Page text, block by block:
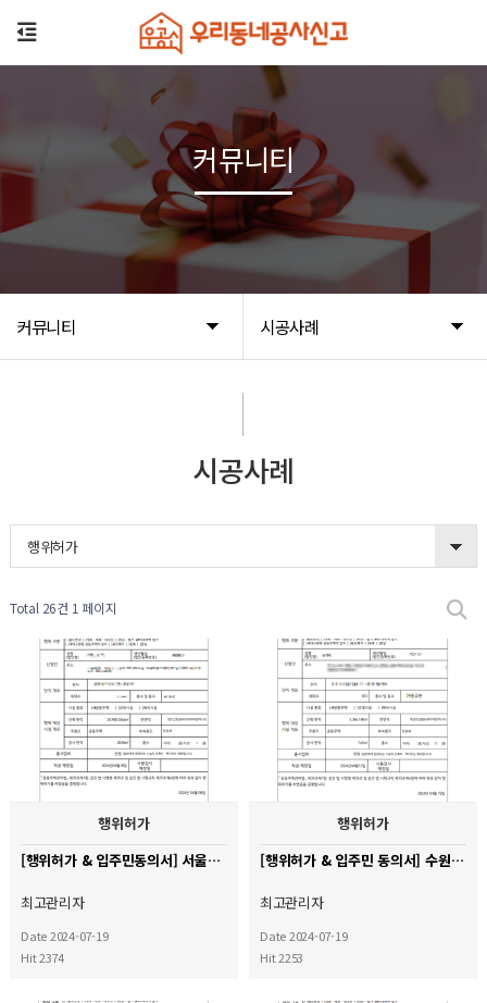
커뮤니티 시공사례
커뮤니티
시공사례
행위허가
Total 26건 1 페이지
행위허가
[행위허가 & 입주민동의서] 서울시 강남구 도곡렉슬아파트
최고관리자
Date 2024-07-19
Hit 2374
행위허가
[행위허가 & 입주민 동의서] 수원시 영통황골 쌍용아파트
최고관리자
Date 2024-07-19
Hit 2253